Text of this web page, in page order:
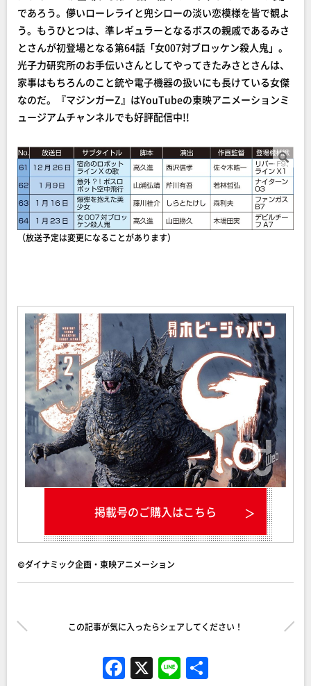
であろう。儚いローレライと兜シローの淡い恋模様を皆で観よ
う。もうひとつは、準レギュラーとなるボスの親戚であるみさ
とさんが初登場となる第64話「女007対ブロッケン殺人鬼」。
光子力研究所のお手伝いさんとしてやってきたみさとさんは、
家事はもちろんのこと銃や電子機器の扱いにも長けている女傑
なのだ。『マジンガーZ』はYouTubeの東映アニメーションミ
ュージアムチャンネルでも好評配信中!!
（放送予定は変更になることがあります）
掲載号のご購入はこちら
©ダイナミック企画・東映アニメーション
この記事が気に入ったらシェアしてください！
F X Li